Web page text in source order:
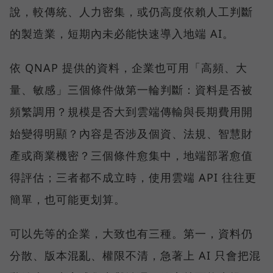
說，較傳統、人力密集，或仍高度依賴人工判斷
的製造業，短期內未必能快速導入地端 AI。
依 QNAP 提供的資料，企業也可用「高頻、大
量、敏感」三個條件做第一輪判斷：資料是否被
頻繁調用？規模是否大到雲端傳輸與長期費用開
始變得明顯？內容是否涉及個資、法規、智慧財
產或商業機密？三個條件愈集中，地端部署愈值
得評估；三者都不成立時，使用雲端 API 往往更
簡單，也可能更划算。
可以先等的企業，大致也有三種。第一，資料仍
分散、版本混亂、權限不清，急著上 AI 只會把混